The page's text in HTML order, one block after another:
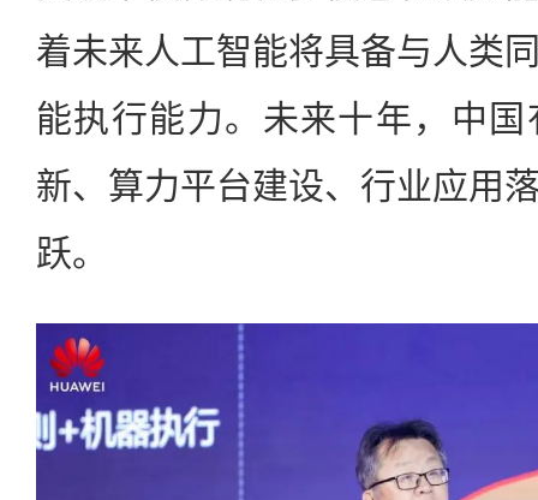
着未来人工智能将具备与人类
能执行能力。未来十年，中
新、算力平台建设、行业应用
跃。